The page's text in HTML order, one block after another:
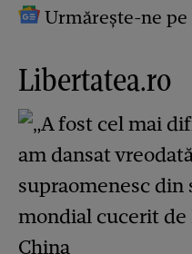
Urmărește-ne pe
Libertatea.ro